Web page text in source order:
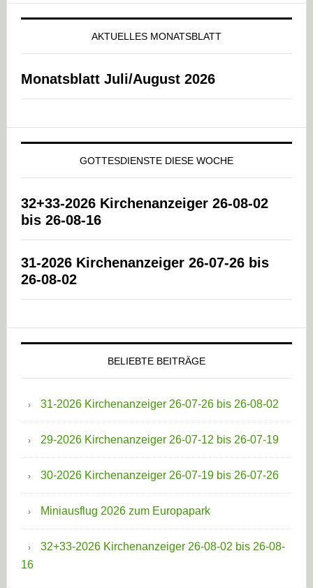
AKTUELLES MONATSBLATT
Monatsblatt Juli/August 2026
GOTTESDIENSTE DIESE WOCHE
32+33-2026 Kirchenanzeiger 26-08-02
bis 26-08-16
31-2026 Kirchenanzeiger 26-07-26 bis
26-08-02
BELIEBTE BEITRÄGE
31-2026 Kirchenanzeiger 26-07-26 bis 26-08-02
29-2026 Kirchenanzeiger 26-07-12 bis 26-07-19
30-2026 Kirchenanzeiger 26-07-19 bis 26-07-26
Miniausflug 2026 zum Europapark
32+33-2026 Kirchenanzeiger 26-08-02 bis 26-08-
16